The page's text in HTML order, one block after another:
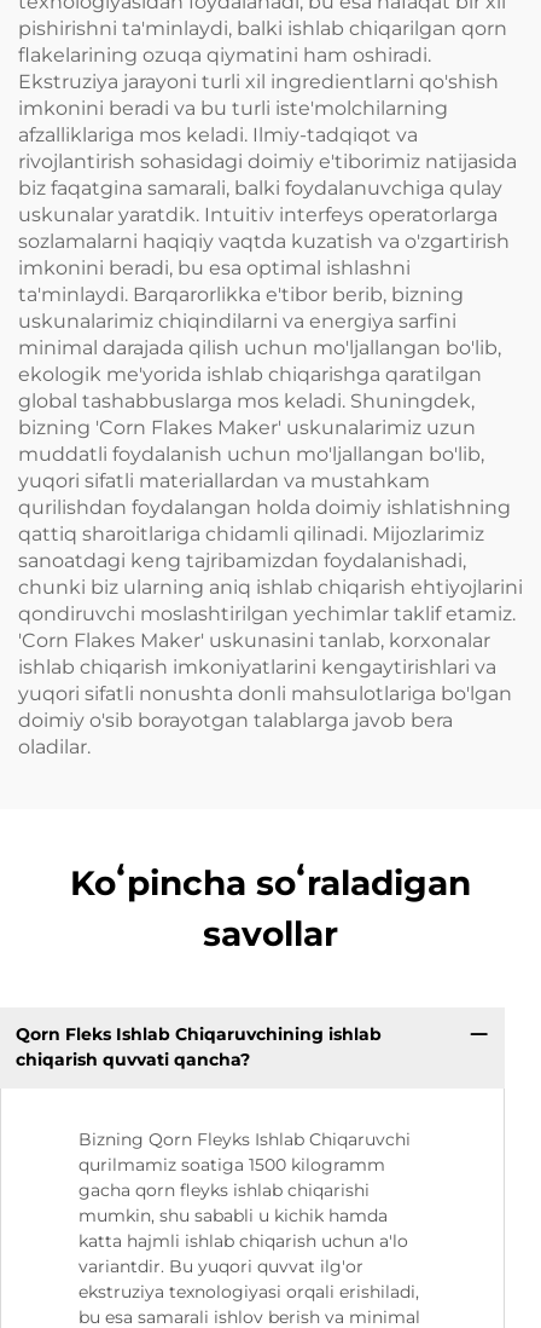
pishirishni ta'minlaydi, balki ishlab chiqarilgan qorn
flakelarining ozuqa qiymatini ham oshiradi.
Ekstruziya jarayoni turli xil ingredientlarni qo'shish
imkonini beradi va bu turli iste'molchilarning
afzalliklariga mos keladi. Ilmiy-tadqiqot va
rivojlantirish sohasidagi doimiy e'tiborimiz natijasida
biz faqatgina samarali, balki foydalanuvchiga qulay
uskunalar yaratdik. Intuitiv interfeys operatorlarga
sozlamalarni haqiqiy vaqtda kuzatish va o'zgartirish
imkonini beradi, bu esa optimal ishlashni
ta'minlaydi. Barqarorlikka e'tibor berib, bizning
uskunalarimiz chiqindilarni va energiya sarfini
minimal darajada qilish uchun mo'ljallangan bo'lib,
ekologik me'yorida ishlab chiqarishga qaratilgan
global tashabbuslarga mos keladi. Shuningdek,
bizning 'Corn Flakes Maker' uskunalarimiz uzun
muddatli foydalanish uchun mo'ljallangan bo'lib,
yuqori sifatli materiallardan va mustahkam
qurilishdan foydalangan holda doimiy ishlatishning
qattiq sharoitlariga chidamli qilinadi. Mijozlarimiz
sanoatdagi keng tajribamizdan foydalanishadi,
chunki biz ularning aniq ishlab chiqarish ehtiyojlarini
qondiruvchi moslashtirilgan yechimlar taklif etamiz.
'Corn Flakes Maker' uskunasini tanlab, korxonalar
ishlab chiqarish imkoniyatlarini kengaytirishlari va
yuqori sifatli nonushta donli mahsulotlariga bo'lgan
doimiy o'sib borayotgan talablarga javob bera
oladilar.
Koʻpincha soʻraladigan
savollar
Qorn Fleks Ishlab Chiqaruvchining ishlab
chiqarish quvvati qancha?
Bizning Qorn Fleyks Ishlab Chiqaruvchi
qurilmamiz soatiga 1500 kilogramm
gacha qorn fleyks ishlab chiqarishi
mumkin, shu sababli u kichik hamda
katta hajmli ishlab chiqarish uchun a'lo
variantdir. Bu yuqori quvvat ilg'or
ekstruziya texnologiyasi orqali erishiladi,
bu esa samarali ishlov berish va minimal